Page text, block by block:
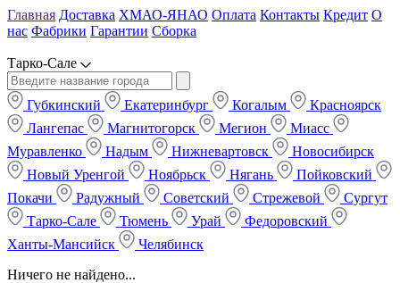
Главная Доставка ХМАО-ЯНАО Оплата Контакты Кредит О
нас Фабрики Гарантии Сборка
Тарко-Сале
Губкинский Екатеринбург Когалым
Красноярск
Лангепас
Магнитогорск Мегион
Миасс
Муравленко
Надым Нижневартовск
Новосибирск
Новый Уренгой
Ноябрьск Нягань
Пойковский
Покачи
Радужный Советский Стрежевой
Сургут
Тарко-Сале
Тюмень Урай
Федоровский
Ханты-Мансийск
Челябинск
Ничего не найдено...